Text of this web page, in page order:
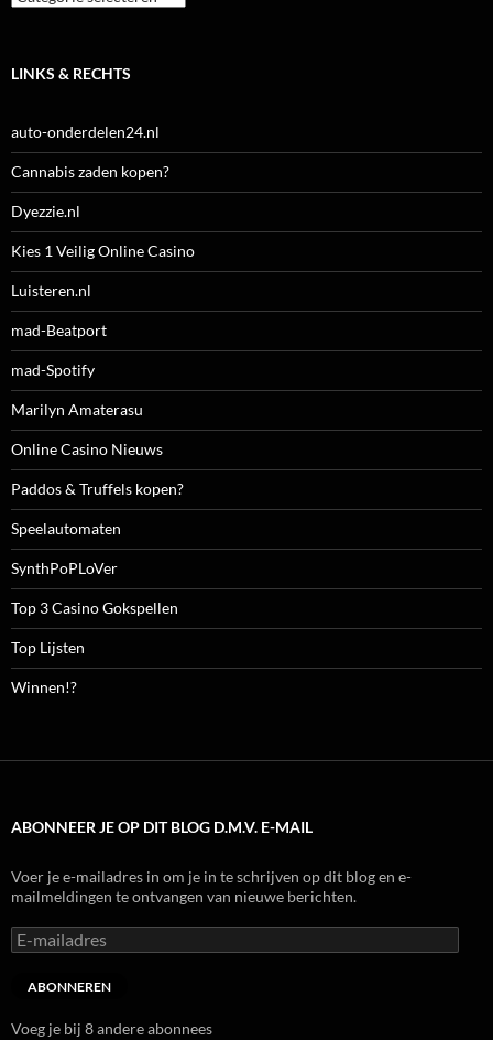
LINKS & RECHTS
auto-onderdelen24.nl
Cannabis zaden kopen?
Dyezzie.nl
Kies 1 Veilig Online Casino
Luisteren.nl
mad-Beatport
mad-Spotify
Marilyn Amaterasu
Online Casino Nieuws
Paddos & Truffels kopen?
Speelautomaten
SynthPoPLoVer
Top 3 Casino Gokspellen
Top Lijsten
Winnen!?
ABONNEER JE OP DIT BLOG D.M.V. E-MAIL
Voer je e-mailadres in om je in te schrijven op dit blog en e-
mailmeldingen te ontvangen van nieuwe berichten.
E-
mailadres
ABONNEREN
Voeg je bij 8 andere abonnees